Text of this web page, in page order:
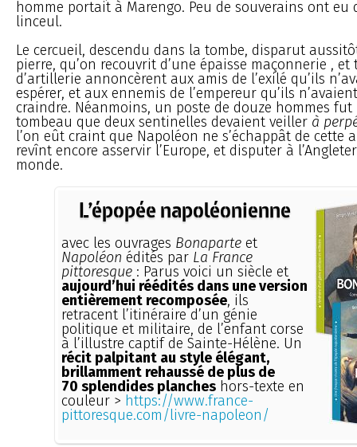
homme portait à Marengo. Peu de souverains ont
linceul.
Le cercueil, descendu dans la tombe, disparut
pierre, qu’on recouvrit d’une épaisse maçonnerie , et
d’artillerie annoncèrent aux amis de l’exilé qu’ils
espérer, et aux ennemis de l’empereur qu’ils
craindre. Néanmoins, un poste de douze hommes fut
tombeau que deux sentinelles devaient veiller à
l’on eût craint que Napoléon ne s’échappât de cette
revînt encore asservir l’Europe, et disputer à
monde.
L’épopée napoléonienne
avec les ouvrages Bonaparte et
Napoléon édités par La France
pittoresque : Parus voici un siècle et
aujourd’hui réédités dans une version
entièrement recomposée, ils
retracent l’itinéraire d’un génie
politique et militaire, de l’enfant corse
à l’illustre captif de Sainte-Hélène. Un
récit palpitant au style élégant,
brillamment rehaussé de plus de
70 splendides planches hors-texte en
couleur > https://www.france-
pittoresque.com/livre-napoleon/